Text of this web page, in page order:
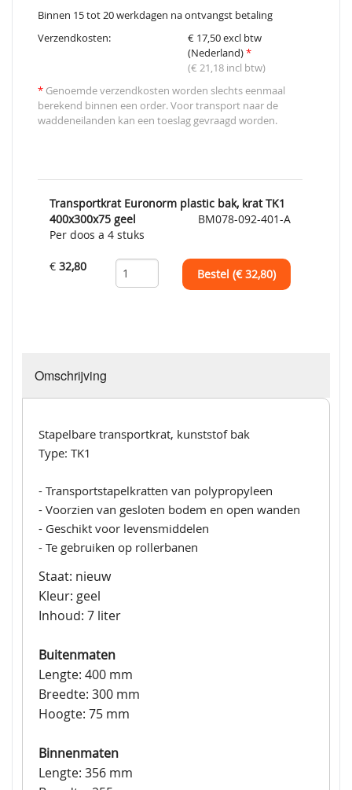
Binnen 15 tot 20 werkdagen na ontvangst betaling
Verzendkosten:
€ 17,50 excl btw
(Nederland)*
(€ 21,18 incl btw)
* Genoemde verzendkosten worden slechts eenmaal
berekend binnen een order. Voor transport naar de
waddeneilanden kan een toeslag gevraagd worden.
Transportkrat Euronorm plastic bak, krat TK1
400x300x75 geel
BM078-092-401-A
Per doos a 4 stuks
€ 32,80
Bestel (€32,80)
Omschrijving
Stapelbare transportkrat, kunststof bak
Type: TK1
- Transportstapelkratten van polypropyleen
- Voorzien van gesloten bodem en open wanden
- Geschikt voor levensmiddelen
- Te gebruiken op rollerbanen
Staat: nieuw
Kleur: geel
Inhoud: 7 liter
Buitenmaten
Lengte: 400 mm
Breedte: 300 mm
Hoogte: 75 mm
Binnenmaten
Lengte: 356 mm